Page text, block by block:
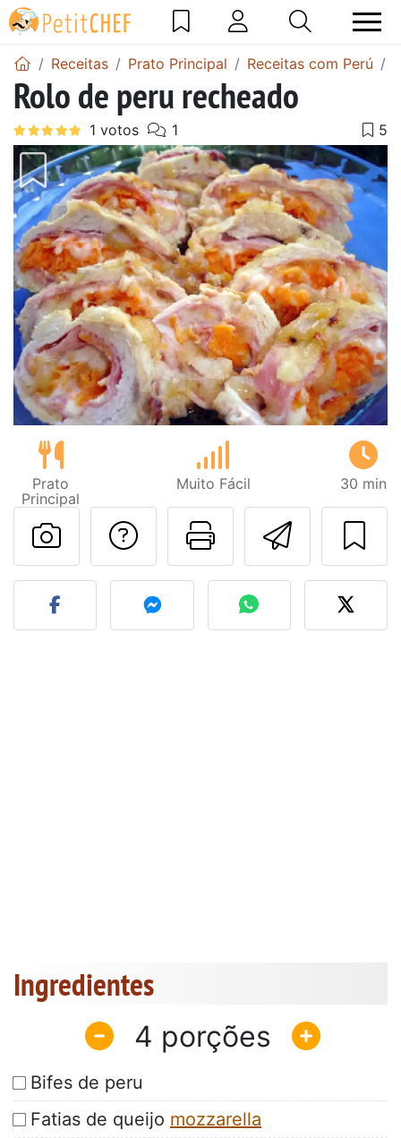
Receitas Prato Principal Receitas com Perú
Rolo de peru recheado
Prato
Principal
Muito Fácil 30 min
Imprima
Falar com o autor
Fez esta receita?
Ingredientes
4
Bifes de peru
Fatias de queijo mozzarella